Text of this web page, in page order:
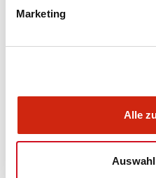
Marketing
Alle